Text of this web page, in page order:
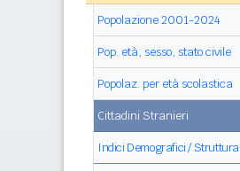
Popolazione 2001-2024
Pop. età, sesso, stato civile
Popolaz. per età scolastica
Cittadini Stranieri
Indici Demografici / Struttura